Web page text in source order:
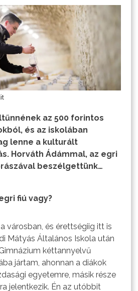
az 500 forintos
és az iskolában
lenne a kulturált
Horváth Ádámmal, az egri
beszélgettünk…
fiú vagy?
városban, és érettségiig itt is
Mátyás Általános Iskola után
kéttannyelvű
jártam, ahonnan a diákok
egyetemre, másik része
jelentkezik. Én az utóbbit